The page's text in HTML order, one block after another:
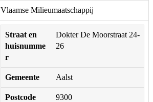
Vlaamse Milieumaatschappij
Straat en
huisnumme
r
Dokter De Moorstraat 24-
26
Gemeente Aalst
Postcode 9300